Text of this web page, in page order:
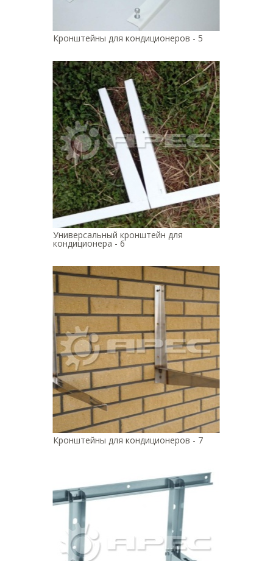
Кронштейны для кондиционеров - 5
Универсальный кронштейн для
кондиционера - 6
Кронштейны для кондиционеров - 7